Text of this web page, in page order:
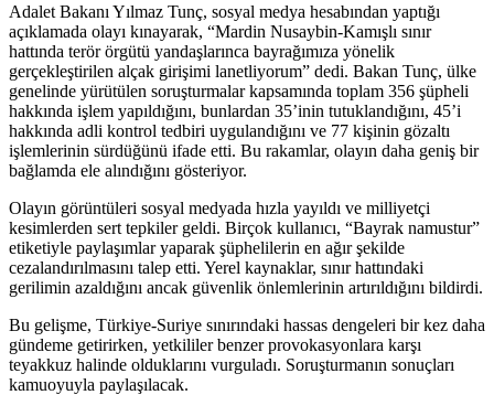
Adalet Bakanı Yılmaz Tunç, sosyal medya hesabından yaptığı
açıklamada olayı kınayarak, “Mardin Nusaybin-Kamışlı sınır
hattında terör örgütü yandaşlarınca bayrağımıza yönelik
gerçekleştirilen alçak girişimi lanetliyorum” dedi. Bakan Tunç, ülke
genelinde yürütülen soruşturmalar kapsamında toplam 356 şüpheli
hakkında işlem yapıldığını, bunlardan 35’inin tutuklandığını, 45’i
hakkında adli kontrol tedbiri uygulandığını ve 77 kişinin gözaltı
işlemlerinin sürdüğünü ifade etti. Bu rakamlar, olayın daha geniş bir
bağlamda ele alındığını gösteriyor.
Olayın görüntüleri sosyal medyada hızla yayıldı ve milliyetçi
kesimlerden sert tepkiler geldi. Birçok kullanıcı, “Bayrak namustur”
etiketiyle paylaşımlar yaparak şüphelilerin en ağır şekilde
cezalandırılmasını talep etti. Yerel kaynaklar, sınır hattındaki
gerilimin azaldığını ancak güvenlik önlemlerinin artırıldığını bildirdi.
Bu gelişme, Türkiye-Suriye sınırındaki hassas dengeleri bir kez daha
gündeme getirirken, yetkililer benzer provokasyonlara karşı
teyakkuz halinde olduklarını vurguladı. Soruşturmanın sonuçları
kamuoyuyla paylaşılacak.